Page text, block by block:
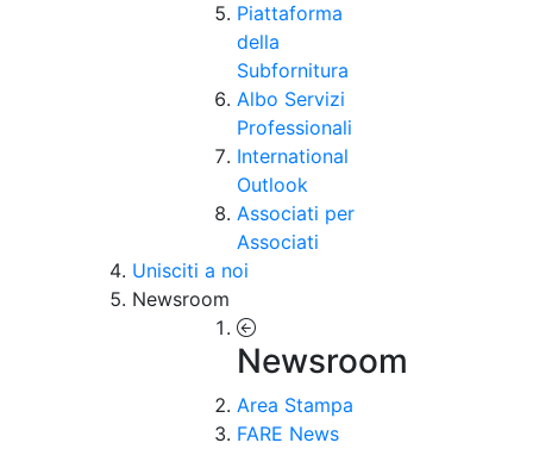
Piattaforma
della
Subfornitura
Albo Servizi
Professionali
International
Outlook
Associati per
Associati
Unisciti a noi
Newsroom
Newsroom
Area Stampa
FARE News